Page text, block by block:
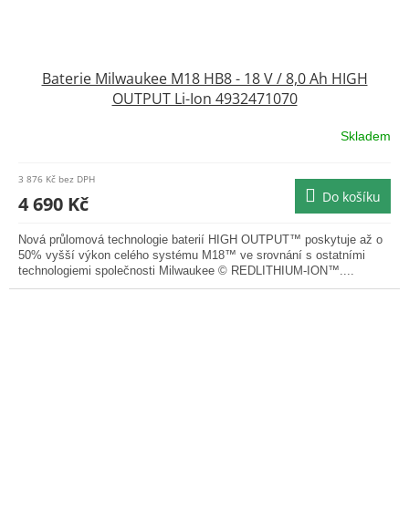
Baterie Milwaukee M18 HB8 - 18 V / 8,0 Ah HIGH
OUTPUT Li-Ion 4932471070
Skladem
3 876 Kč bez DPH
4 690 Kč Do košíku
Nová průlomová technologie baterií HIGH OUTPUT™ poskytuje až o
50% vyšší výkon celého systému M18™ ve srovnání s ostatními
technologiemi společnosti Milwaukee © REDLITHIUM-ION™....